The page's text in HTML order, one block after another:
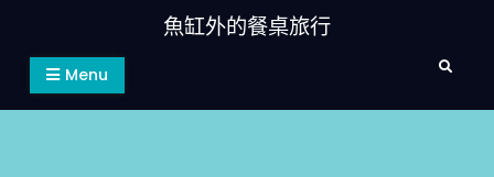
content
魚缸外的餐桌旅行
Menu Search